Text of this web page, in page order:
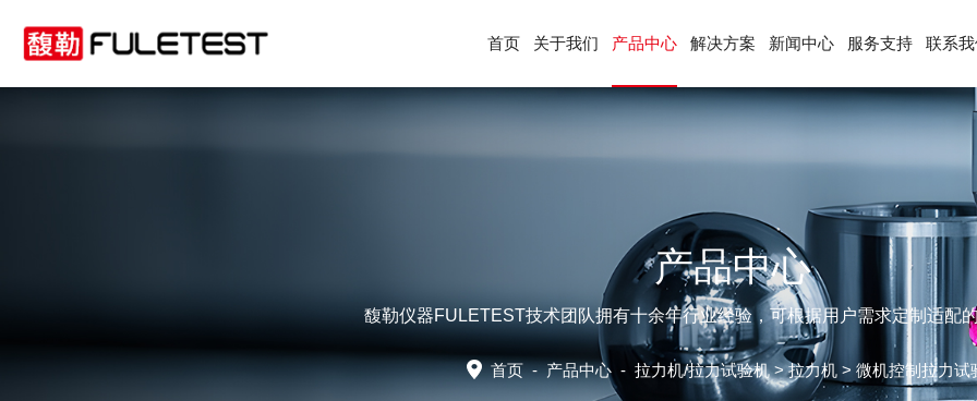
首页 关于我们 产品中心 解决方案 新闻中心 服务支持 联系
产品中心
馥勒仪器FULETEST技术团队拥有十余年行业经验，可根据用户需求定制适配
首页-产品中心- 拉力机/拉力试验机>拉力机> 微机控制拉力试